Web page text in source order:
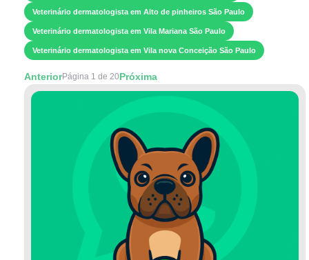
Veterinário dermatologista em Alto de pinheiros São Paulo
Veterinário dermatologista em Vila Mariana São Paulo
Veterinário dermatologista em Vila nova Conceição São Paulo
AnteriorPágina 1 de 20Próxima